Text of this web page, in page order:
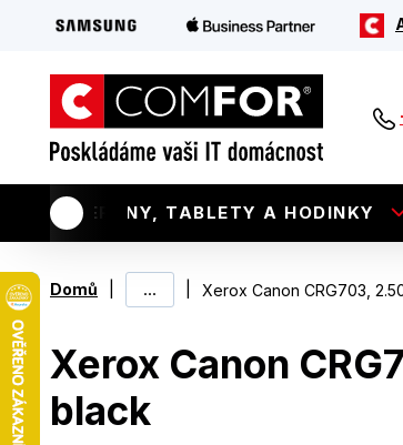
TELEFONY, TABLETY A HODINKY
Domů ... Xerox Canon CRG703,
Xerox Canon
black